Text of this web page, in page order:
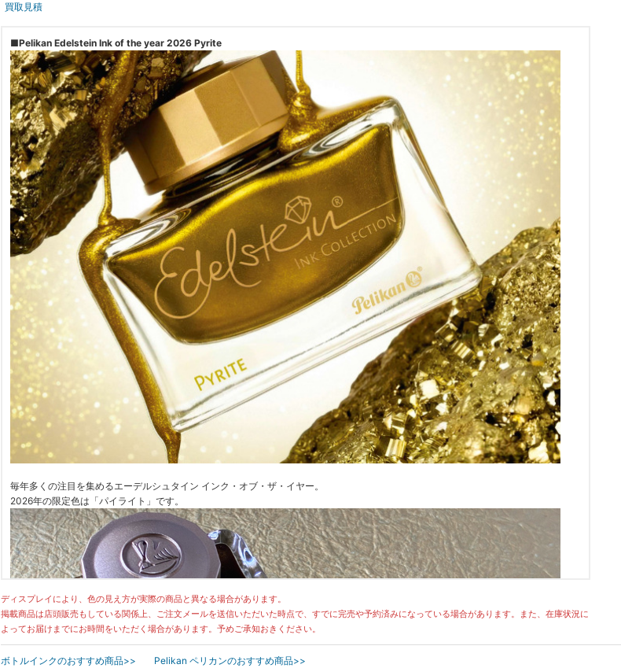
買取見積
■Pelikan Edelstein Ink of the year 2026 Pyrite
毎年多くの注目を集めるエーデルシュタイン インク・オブ・ザ・イヤー。
2026年の限定色は「パイライト」です。
ディスプレイにより、色の見え方が実際の商品と異なる場合があります。
掲載商品は店頭販売もしている関係上、ご注文メールを送信いただいた時点で、すでに完売や予約済みになっている場合があります。また、在庫状況に
よってお届けまでにお時間をいただく場合があります。予めご承知おきください。
ボトルインクのおすすめ商品>> Pelikan ペリカンのおすすめ商品>>